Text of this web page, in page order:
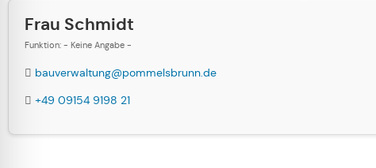
Frau Schmidt
Funktion: - Keine Angabe -
bauverwaltung@pommelsbrunn.de
+49 09154 9198 21